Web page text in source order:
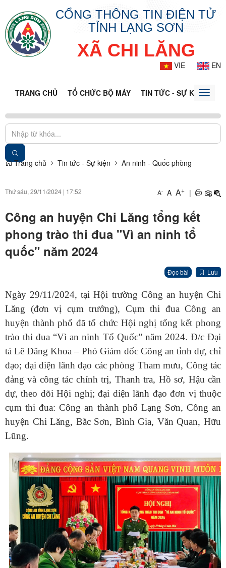
CỔNG THÔNG TIN ĐIỆN TỬ
TỈNH LẠNG SƠN
XÃ CHI LĂNG
VIE EN
TRANG CHỦ TỔ CHỨC BỘ MÁY TIN TỨC - SỰ KIỆNToggle
Trang chủ Tin tức - Sự kiện An ninh - Quốc phòng
Thứ sáu, 29/11/2024 | 17:52 A- A A+ |
Công an huyện Chi Lăng tổng kết
phong trào thi đua "Vì an ninh tổ
quốc" năm 2024
Đọc bài Lưu
Ngày 29/11/2024, tại Hội trường Công an huyện Chi
Lăng (đơn vị cụm trưởng), Cụm thi đua Công an
huyện thành phố đã tổ chức Hội nghị tổng kết phong
trào thi đua “Vì an ninh Tổ Quốc” năm 2024. Đ/c Đại
tá Lê Đăng Khoa – Phó Giám đốc Công an tỉnh dự, chỉ
đạo; đại diện lãnh đạo các phòng Tham mưu, Công tác
đảng và công tác chính trị, Thanh tra, Hồ sơ, Hậu cần
dự, theo dõi Hội nghị; đại diện lãnh đạo đơn vị thuộc
cụm thi đua: Công an thành phố Lạng Sơn, Công an
huyện Chi Lăng, Bắc Sơn, Bình Gia, Văn Quan, Hữu
Lũng.